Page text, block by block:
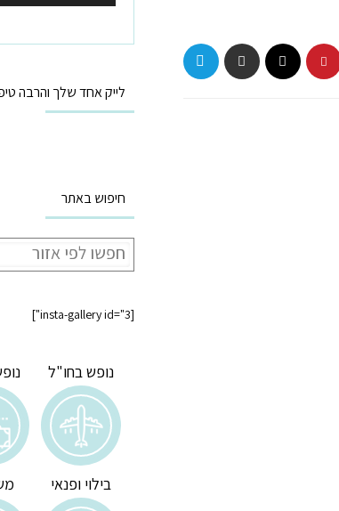
לייק אחד שלך והרבה
חיפוש באתר
[insta-gallery id="3"]
נופש בחו"ל
בילוי ופנאי